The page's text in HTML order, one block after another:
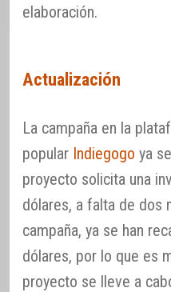
elaboración.
Actualización
La campaña en la
popular Indiegogo ya
proyecto solicita una
dólares, a falta de dos
campaña, ya se han
dólares, por lo que es
proyecto se lleve a